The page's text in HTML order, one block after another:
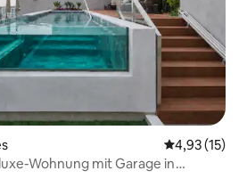
4,93 (15)
Wohnung mit Garage in